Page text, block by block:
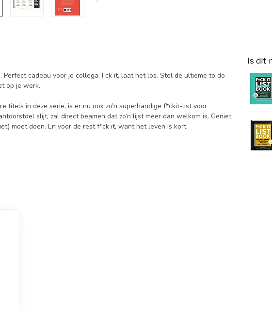
cadeau voor je collega. Fck it, laat het los. Stel de ultieme to do
op je werk.
titels in deze serie, is er nu ook zo’n superhandige f*ckit-list voor
slijt, zal direct beamen dat zo’n lijst meer dan welkom is. Geniet
moet doen. En voor de rest f*ck it, want het leven is kort.
Is dit